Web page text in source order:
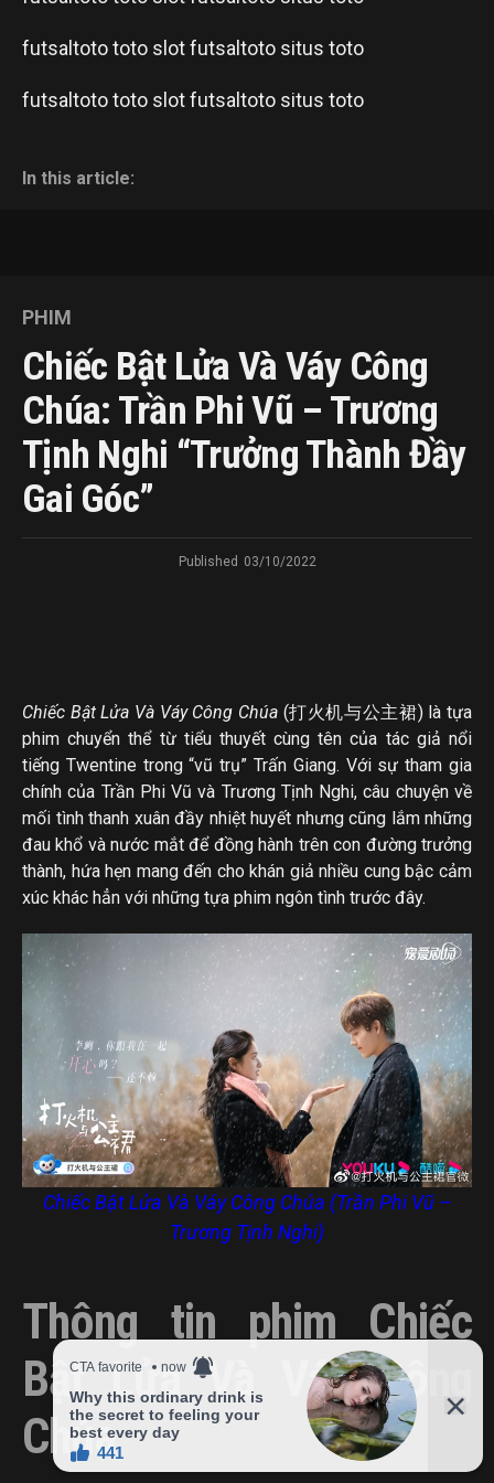
futsaltotototo slotfutsaltoto situs toto
futsaltotototo slotfutsaltoto situs toto
In this article:
PHIM
Chiếc Bật Lửa Và Váy Công
Chúa: Trần Phi Vũ – Trương
Tịnh Nghi “trưởng Thành Đầy
Gai Góc”
Published 03/10/2022
Chiếc Bật Lửa Và Váy Công Chúa(打火机与公主裙) là tựa
phim chuyển thể từ tiểu thuyết cùng tên của tác giả nổi
tiếng Twentine trong “vũ trụ” Trấn Giang. Với sự tham gia
chính của Trần Phi Vũ và Trương Tịnh Nghi, câu chuyện về
mối tình thanh xuân đầy nhiệt huyết nhưng cũng lắm những
đau khổ và nước mắt để đồng hành trên con đường trưởng
thành, hứa hẹn mang đến cho khán giả nhiều cung bậc cảm
xúc khác hẳn với những tựa phim ngôn tình trước đây.
Chiếc Bật Lửa Và Váy Công Chúa (Trần Phi Vũ –
Trương Tịnh Nghi)
Thông tin phim Chiếc
Bật Lửa Và Váy Công
Chúa